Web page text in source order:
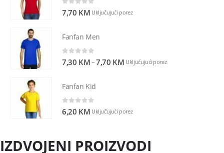
0out of 5
7,70 KM Uključujući porez
Fanfan Men
0out of 5
7,30 KM–7,70 KM Uključujući porez
Fanfan Kid
0out of 5
6,20 KM Uključujući porez
IZDVOJENI PROIZVODI